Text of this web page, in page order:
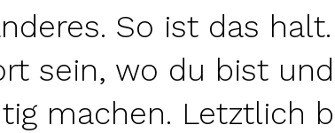
So ist das
sein, wo du bist
machen. Letztlich